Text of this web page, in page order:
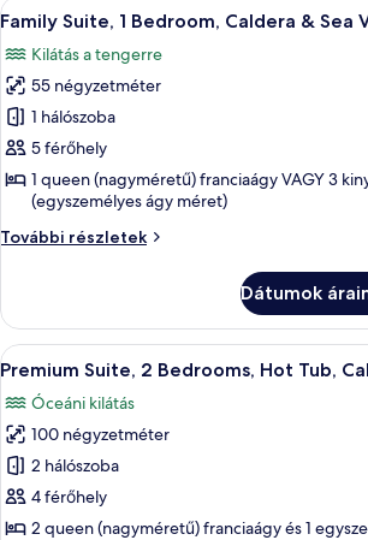
A
következő
szoba
összes
képének
megtekintése:
Family
Suite,
1
&
Sea
View
Egy modern
3
Family Suite, 1 Bedroom, Caldera & Sea
Kilátás a tengerre
55 négyzetméter
1 hálószoba
5 férőhely
1 queen (nagyméretű) franciaágy VAGY 3
(egyszemélyes ágy méret)
További részletek
Family
Caldera
&
Sea
további
részletei
Dátumok
A
következő
szoba
összes
képének
megtekintése:
Premium
Egy
17
Premium Suite, 2 Bedrooms, Hot Tub,
Óceáni kilátás
100 négyzetméter
2 hálószoba
4 férőhely
2 queen (nagyméretű) franciaágy és 1